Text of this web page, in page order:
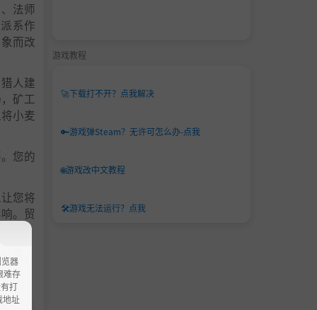
法师
系作
而改
人建
矿工
小麦
您的
您将
。贸
区，
游戏教程
🚀下载打不开？点我解决
🔑游戏弹Steam？无许可怎么办-点我
🌐游戏改中文教程
🛠️游戏无法运行？点我
器
难存
打
地址